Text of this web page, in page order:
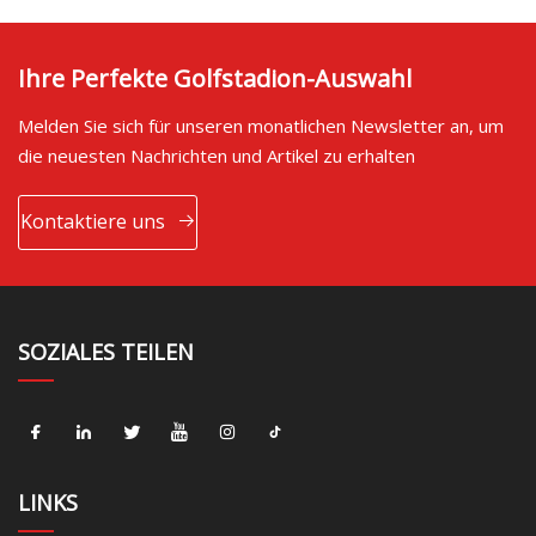
Ihre Perfekte Golfstadion-Auswahl
Melden Sie sich für unseren monatlichen Newsletter an, um
die neuesten Nachrichten und Artikel zu erhalten
Kontaktiere uns
SOZIALES TEILEN
LINKS